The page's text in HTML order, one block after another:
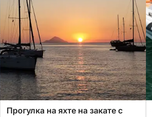
Прогулка на яхте на закате с